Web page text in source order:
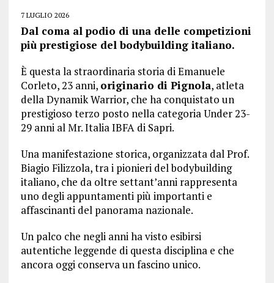
7 LUGLIO 2026
Dal coma al podio di una delle competizioni
più prestigiose del bodybuilding italiano.
È questa la straordinaria storia di Emanuele
Corleto, 23 anni, originario di Pignola, atleta
della Dynamik Warrior, che ha conquistato un
prestigioso terzo posto nella categoria Under 23-
29 anni al Mr. Italia IBFA di Sapri.
Una manifestazione storica, organizzata dal Prof.
Biagio Filizzola, tra i pionieri del bodybuilding
italiano, che da oltre settant’anni rappresenta
uno degli appuntamenti più importanti e
affascinanti del panorama nazionale.
Un palco che negli anni ha visto esibirsi
autentiche leggende di questa disciplina e che
ancora oggi conserva un fascino unico.